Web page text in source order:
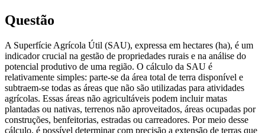
Questão
A Superfície Agrícola Útil (SAU), expressa em hectares (ha), é um
indicador crucial na gestão de propriedades rurais e na análise do
potencial produtivo de uma região. O cálculo da SAU é
relativamente simples: parte-se da área total de terra disponível e
subtraem-se todas as áreas que não são utilizadas para atividades
agrícolas. Essas áreas não agricultáveis podem incluir matas
plantadas ou nativas, terrenos não aproveitados, áreas ocupadas por
construções, benfeitorias, estradas ou carreadores. Por meio desse
cálculo, é possível determinar com precisão a extensão de terras que